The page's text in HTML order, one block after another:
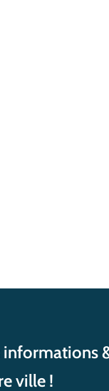
informations
ville !